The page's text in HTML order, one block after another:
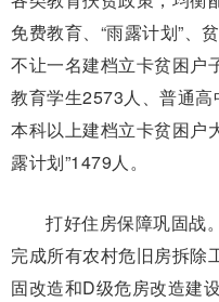
免费教育、“雨露计划”、
不让一名建档立卡贫困户
教育学生2573人、普通高
本科以上建档立卡贫困户
露计划”1479人。
打好住房保障巩固战
完成所有农村危旧房拆除
固改造和D级危房改造建